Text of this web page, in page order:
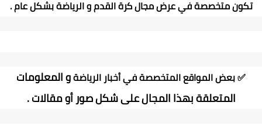
تكون متخصصة في عرض مجال كرة القدم و الرياضة بشكل عام.
✅بعض المواقع المتخصصة في أخبار الرياضةو المعلومات
المتعلقة بهذا المجال على شكل صور أو مقالات .